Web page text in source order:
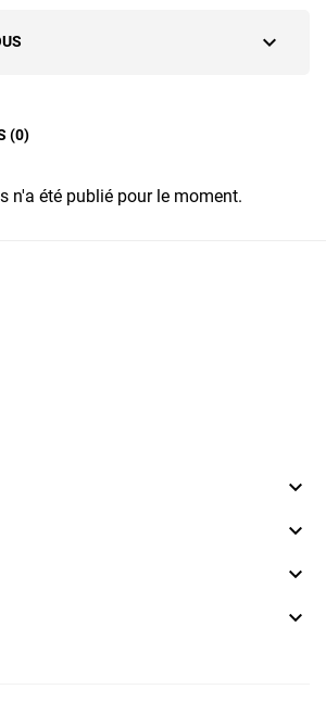
expand_more
(0)
n'a été publié pour le moment.



